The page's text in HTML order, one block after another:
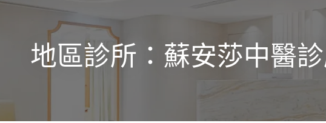
地區診所：蘇安莎中醫